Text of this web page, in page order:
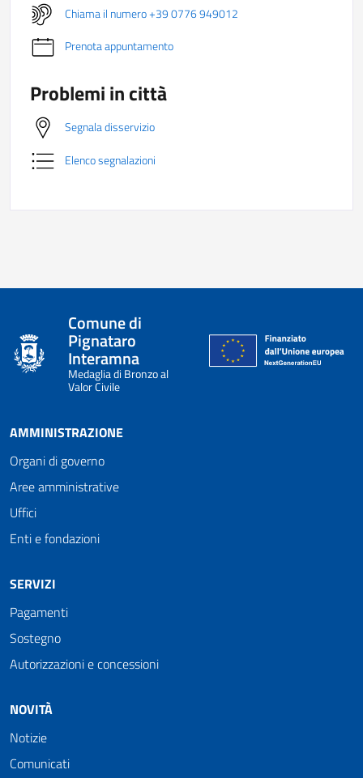
Chiama il numero +39 0776 949012
Prenota appuntamento
Problemi in città
Segnala disservizio
Elenco segnalazioni
Comune di
Pignataro
Interamna
Medaglia di Bronzo al
Valor Civile
AMMINISTRAZIONE
Organi di governo
Aree amministrative
Uffici
Enti e fondazioni
SERVIZI
Pagamenti
Sostegno
Autorizzazioni e concessioni
NOVITÀ
Notizie
Comunicati